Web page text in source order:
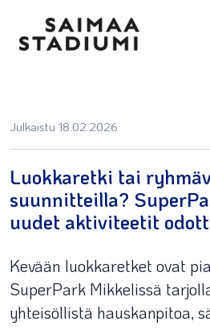
Julkaistu 18.02.2026
Luokkaretki tai
suunnitteilla?
uudet aktiviteetit
Kevään luokkaretket ovat
SuperPark Mikkelissä
yhteisöllistä hauskanpitoa,